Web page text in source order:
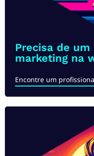
Precisa de
marketing na
Encontre um